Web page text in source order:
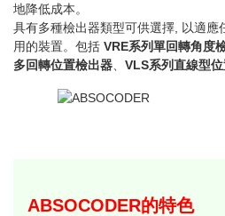
地降低成本。
具有多種檢出器類型可供選擇, 以適應
用的裝置。包括 VRE系列單回轉角度
多回轉位置檢出器
VLS系列直線型
ABSOCODER的特色